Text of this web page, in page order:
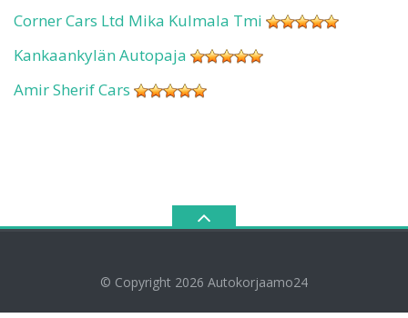
Corner Cars Ltd Mika Kulmala Tmi
Kankaankylän Autopaja
Amir Sherif Cars
© Copyright 2026 Autokorjaamo24